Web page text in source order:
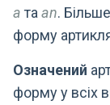
aтаan.
форму
Означений
форму у всіх